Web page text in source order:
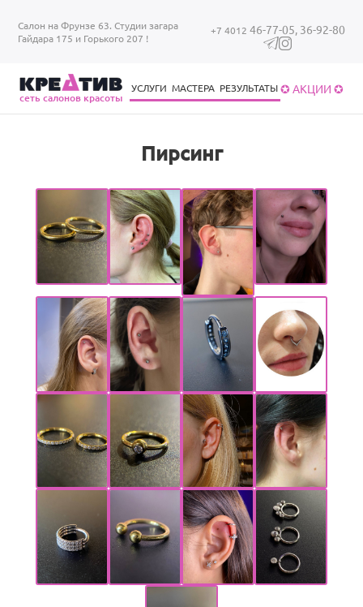
Салон на Фрунзе 63. Студии загара
Гайдара 175 и Горького 207 !
+7 4012 46-77-05, 36-92-80
cеть салонов красоты
УСЛУГИ МАСТЕРА РЕЗУЛЬТАТЫ✪ АКЦИИ ✪
Пирсинг